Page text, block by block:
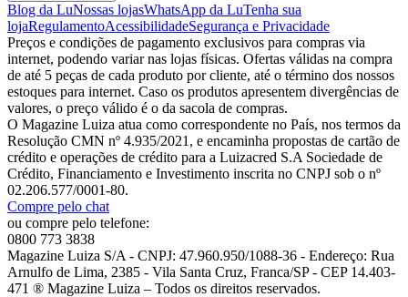
Blog da LuNossas lojasWhatsApp da LuTenha sua
lojaRegulamentoAcessibilidadeSegurança e Privacidade
Preços e condições de pagamento exclusivos para compras via
internet, podendo variar nas lojas físicas. Ofertas válidas na compra
de até 5 peças de cada produto por cliente, até o término dos nossos
estoques para internet. Caso os produtos apresentem divergências de
valores, o preço válido é o da sacola de compras.
O Magazine Luiza atua como correspondente no País, nos termos da
Resolução CMN nº 4.935/2021, e encaminha propostas de cartão de
crédito e operações de crédito para a Luizacred S.A Sociedade de
Crédito, Financiamento e Investimento inscrita no CNPJ sob o nº
02.206.577/0001-80.
Compre pelo chat
ou compre pelo telefone:
0800 773 3838
Magazine Luiza S/A - CNPJ: 47.960.950/1088-36 - Endereço: Rua
Arnulfo de Lima, 2385 - Vila Santa Cruz, Franca/SP - CEP 14.403-
471 ® Magazine Luiza – Todos os direitos reservados.